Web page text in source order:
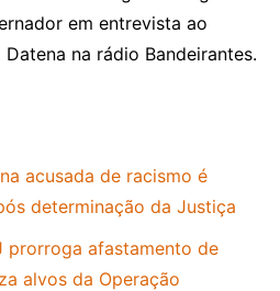
em entrevista ao
na rádio Bandeirantes.
acusada de racismo é
determinação da Justiça
prorroga afastamento de
alvos da Operação